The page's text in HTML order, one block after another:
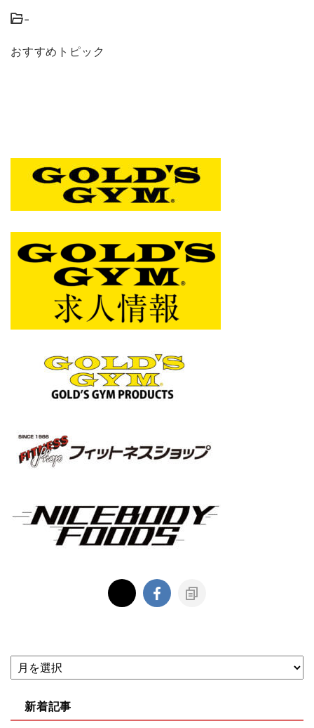
-
おすすめトピック
新着記事